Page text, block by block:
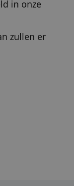
lange tijd
behaald
is het